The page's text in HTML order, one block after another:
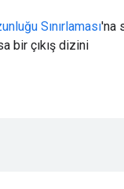
Sınırlaması'na
bir çıkış dizini